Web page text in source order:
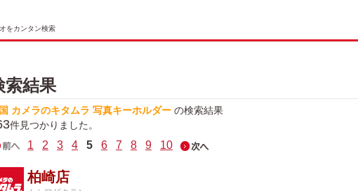
をカンタン検索
索結果
カメラのキタムラ 写真キーホルダー の検索結果
件見つかりました。
1 2 3 4 5 6 7 8 9 10
柏崎店